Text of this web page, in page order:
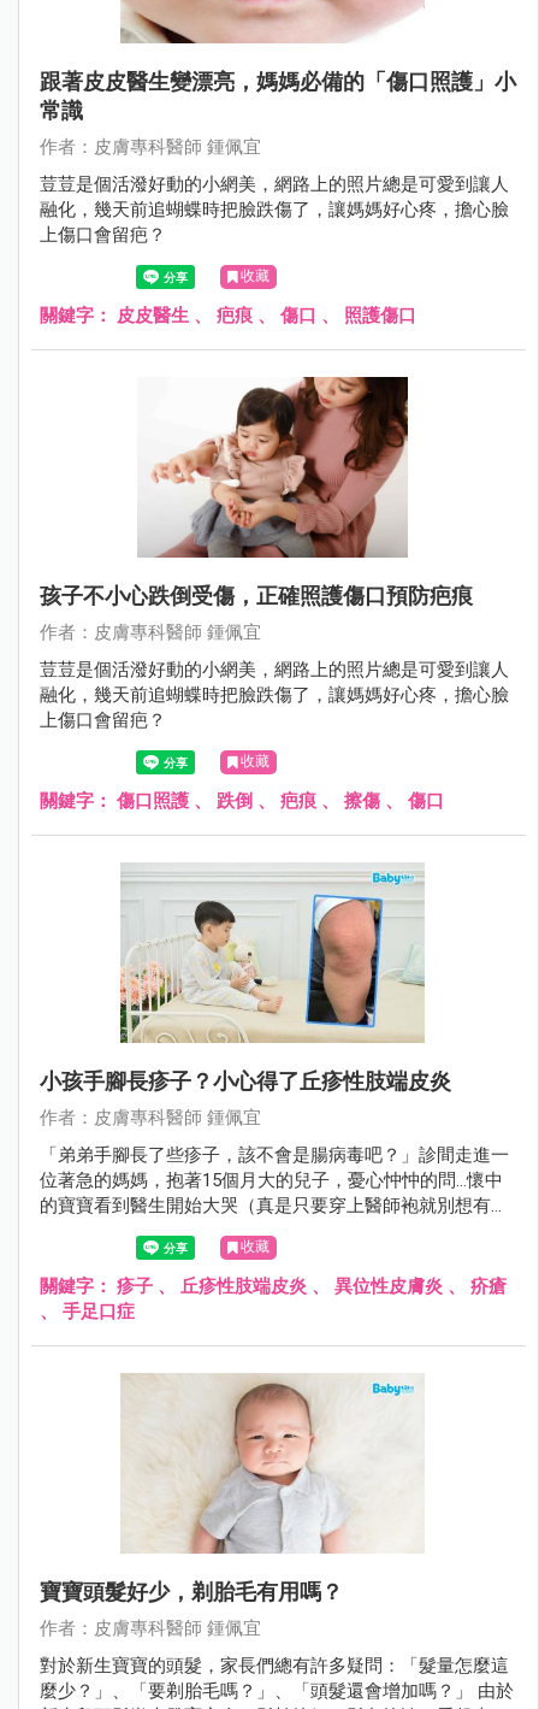
跟著皮皮醫生變漂亮，媽媽必備的「傷口照護」小
常識
作者：皮膚專科醫師 鍾佩宜
荳荳是個活潑好動的小網美，網路上的照片總是可愛到讓人
融化，幾天前追蝴蝶時把臉跌傷了，讓媽媽好心疼，擔心臉
上傷口會留疤？
收藏
關鍵字： 皮皮醫生 、 疤痕 、 傷口 、 照護傷口
孩子不小心跌倒受傷，正確照護傷口預防疤痕
作者：皮膚專科醫師 鍾佩宜
荳荳是個活潑好動的小網美，網路上的照片總是可愛到讓人
融化，幾天前追蝴蝶時把臉跌傷了，讓媽媽好心疼，擔心臉
上傷口會留疤？
收藏
關鍵字： 傷口照護 、 跌倒 、 疤痕 、 擦傷 、 傷口
小孩手腳長疹子？小心得了丘疹性肢端皮炎
作者：皮膚專科醫師 鍾佩宜
「弟弟手腳長了些疹子，該不會是腸病毒吧？」診間走進一
位著急的媽媽，抱著15個月大的兒子，憂心忡忡的問...懷中
的寶寶看到醫生開始大哭（真是只要穿上醫師袍就別想有小
孩緣）；不過仔細檢查後確定不是腸病毒，而是「小兒丘疹
性肢端皮膚炎」。
收藏
關鍵字： 疹子 、 丘疹性肢端皮炎 、 異位性皮膚炎 、 疥瘡
、 手足口症
寶寶頭髮好少，剃胎毛有用嗎？
作者：皮膚專科醫師 鍾佩宜
對於新生寶寶的頭髮，家長們總有許多疑問：「髮量怎麼這
麼少？」、「要剃胎毛嗎？」、「頭髮還會增加嗎？」 由於